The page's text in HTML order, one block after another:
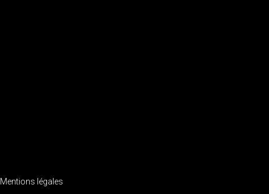
Mentions légales